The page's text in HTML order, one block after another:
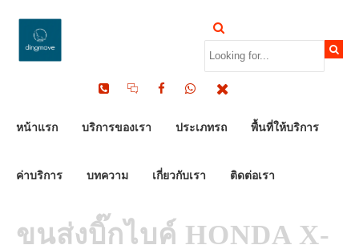
หน้าแรก บริการของเรา ประเภทรถ พื้นที่ให้บริการ
ค่าบริการ บทความ เกี่ยวกับเรา ติดต่อเรา
ขนส่งบิ๊กไบค์ HONDA X-